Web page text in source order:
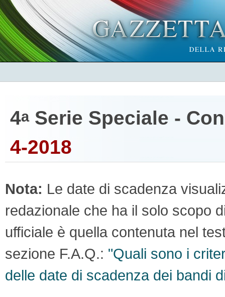
4aSerie Speciale -
4-2018
Nota: Le date di scadenza
redazionale che ha il solo scopo
ufficiale è quella contenuta nel
sezione F.A.Q.: "Quali sono i
delle date di scadenza dei bandi